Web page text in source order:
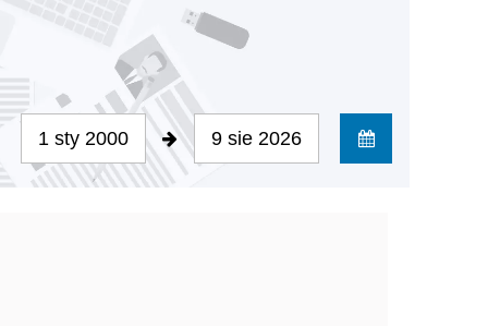
1 sty 2000 9 sie 2026